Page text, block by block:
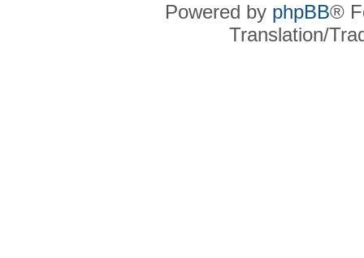
Powered by phpBB®
Translation/